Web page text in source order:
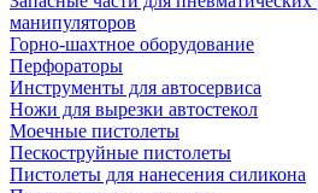
манипуляторов
Горно-шахтное оборудование
Перфораторы
Инструменты для автосервиса
Ножи для вырезки автостекол
Моечные пистолеты
Пескоструйные пистолеты
Пистолеты для нанесения силикона